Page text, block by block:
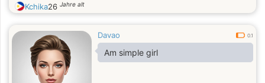
Kchika26 Jahre alt
Davao 0.1
Am simple girl